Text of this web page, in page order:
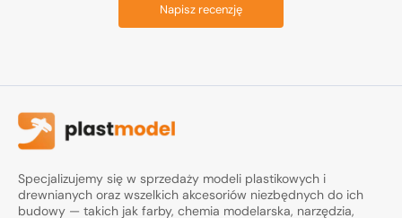
Napisz recenzję
Specjalizujemy się w sprzedaży modeli plastikowych i
drewnianych oraz wszelkich akcesoriów niezbędnych do ich
budowy — takich jak farby, chemia modelarska, narzędzia,